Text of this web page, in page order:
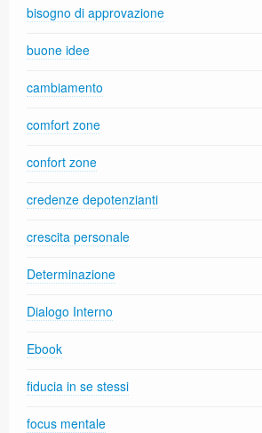
bisogno di approvazione
buone idee
cambiamento
comfort zone
confort zone
credenze depotenzianti
crescita personale
Determinazione
Dialogo Interno
Ebook
fiducia in se stessi
focus mentale